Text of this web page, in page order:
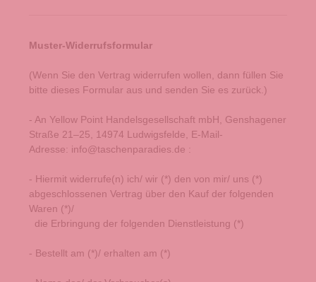
Muster-Widerrufsformular
(Wenn Sie den Vertrag widerrufen wollen, dann füllen Sie
bitte dieses Formular aus und senden Sie es zurück.)
- An Yellow Point Handelsgesellschaft mbH, Genshagener
Straße 21–25, 14974 Ludwigsfelde
E-Mail-
Adresse: info@taschenparadies.de :
- Hiermit widerrufe(n) ich/ wir (*) den von mir/ uns (*)
abgeschlossenen Vertrag über den Kauf der folgenden
Waren (*)/
die Erbringung der folgenden Dienstleistung (*)
- Bestellt am (*)/ erhalten am (*)